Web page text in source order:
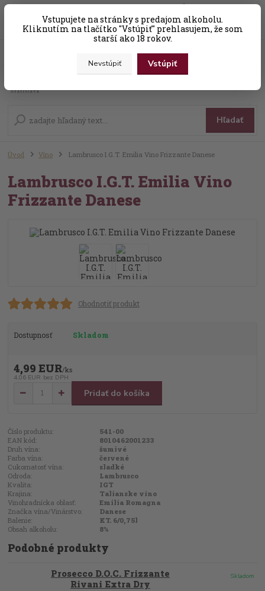
Vstupujete na stránky s predajom alkoholu.
Kliknutím na tlačítko "Vstúpiť" prehlasujem, že som
starší ako 18 rokov.
Nevstúpiť Vstúpiť
Hľadať
+421 (0) 31 56 25 377-8 za0,00 EUR
Úvod Víno Lambrusco I.G.T. Emilia Vino Frizzante Danese
Lambrusco I.G.T. Emilia Vino
Frizzante Danese
Ohodnotiť produkt
Dostupnosť Skladom
4,99 EUR/ks
4,06 EUR bez DPH
Pridať do košíka
Číslo produktu:
541-00
EAN kód:
8010462001233
Druh vína:
šumivé
Farba vína:
červené
Cukornatosť vína:
sladké
Odroda:
Lambrusco
Kvalita:
IGT
Krajina:
Talianske víno
Vinohradnícka oblasť:
Emilia Romagna
Značka vína/Vinárstvo:
Danese
Balenie:
KT. 6/0,75l
Obsah alkoholu:
8%
Podobné produkty
Prosecco D.O.C. Frizzante
Rivani Extra Dry
Skladom